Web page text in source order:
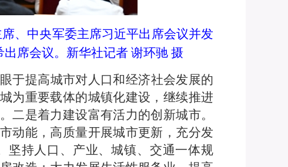
、中央军委主席习近平出席会议并发
席会议。新华社记者 谢环驰 摄
于提高城市对人口和经济社会发展的
为重要载体的城镇化建设，继续推进
二是着力建设富有活力的创新城市。
动能，高质量开展城市更新，充分发
坚持人口、产业、城镇、交通一体规